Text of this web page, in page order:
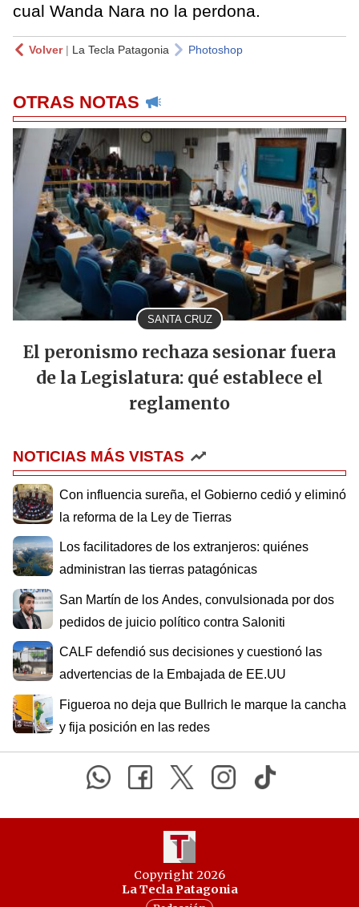
cual Wanda Nara no la perdona.
Volver| La Tecla Patagonia Photoshop
OTRAS NOTAS
SANTA CRUZ
El peronismo rechaza sesionar fuera
de la Legislatura: qué establece el
reglamento
NOTICIAS MÁS VISTAS
Con influencia sureña, el Gobierno cedió y eliminó
la reforma de la Ley de Tierras
Los facilitadores de los extranjeros: quiénes
administran las tierras patagónicas
San Martín de los Andes, convulsionada por dos
pedidos de juicio político contra Saloniti
CALF defendió sus decisiones y cuestionó las
advertencias de la Embajada de EE.UU
Figueroa no deja que Bullrich le marque la cancha
y fija posición en las redes
Copyright 2026
La Tecla Patagonia